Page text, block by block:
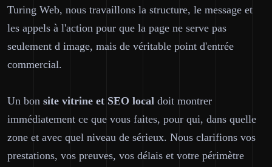
Turing Web, nous travaillons la structure, le message et
les appels à l'action pour que la page ne serve pas
seulement d image, mais de véritable point d'entrée
commercial.
Un bon site vitrine et SEO local doit montrer
immédiatement ce que vous faites, pour qui, dans quelle
zone et avec quel niveau de sérieux. Nous clarifions vos
prestations, vos preuves, vos délais et votre périmètre